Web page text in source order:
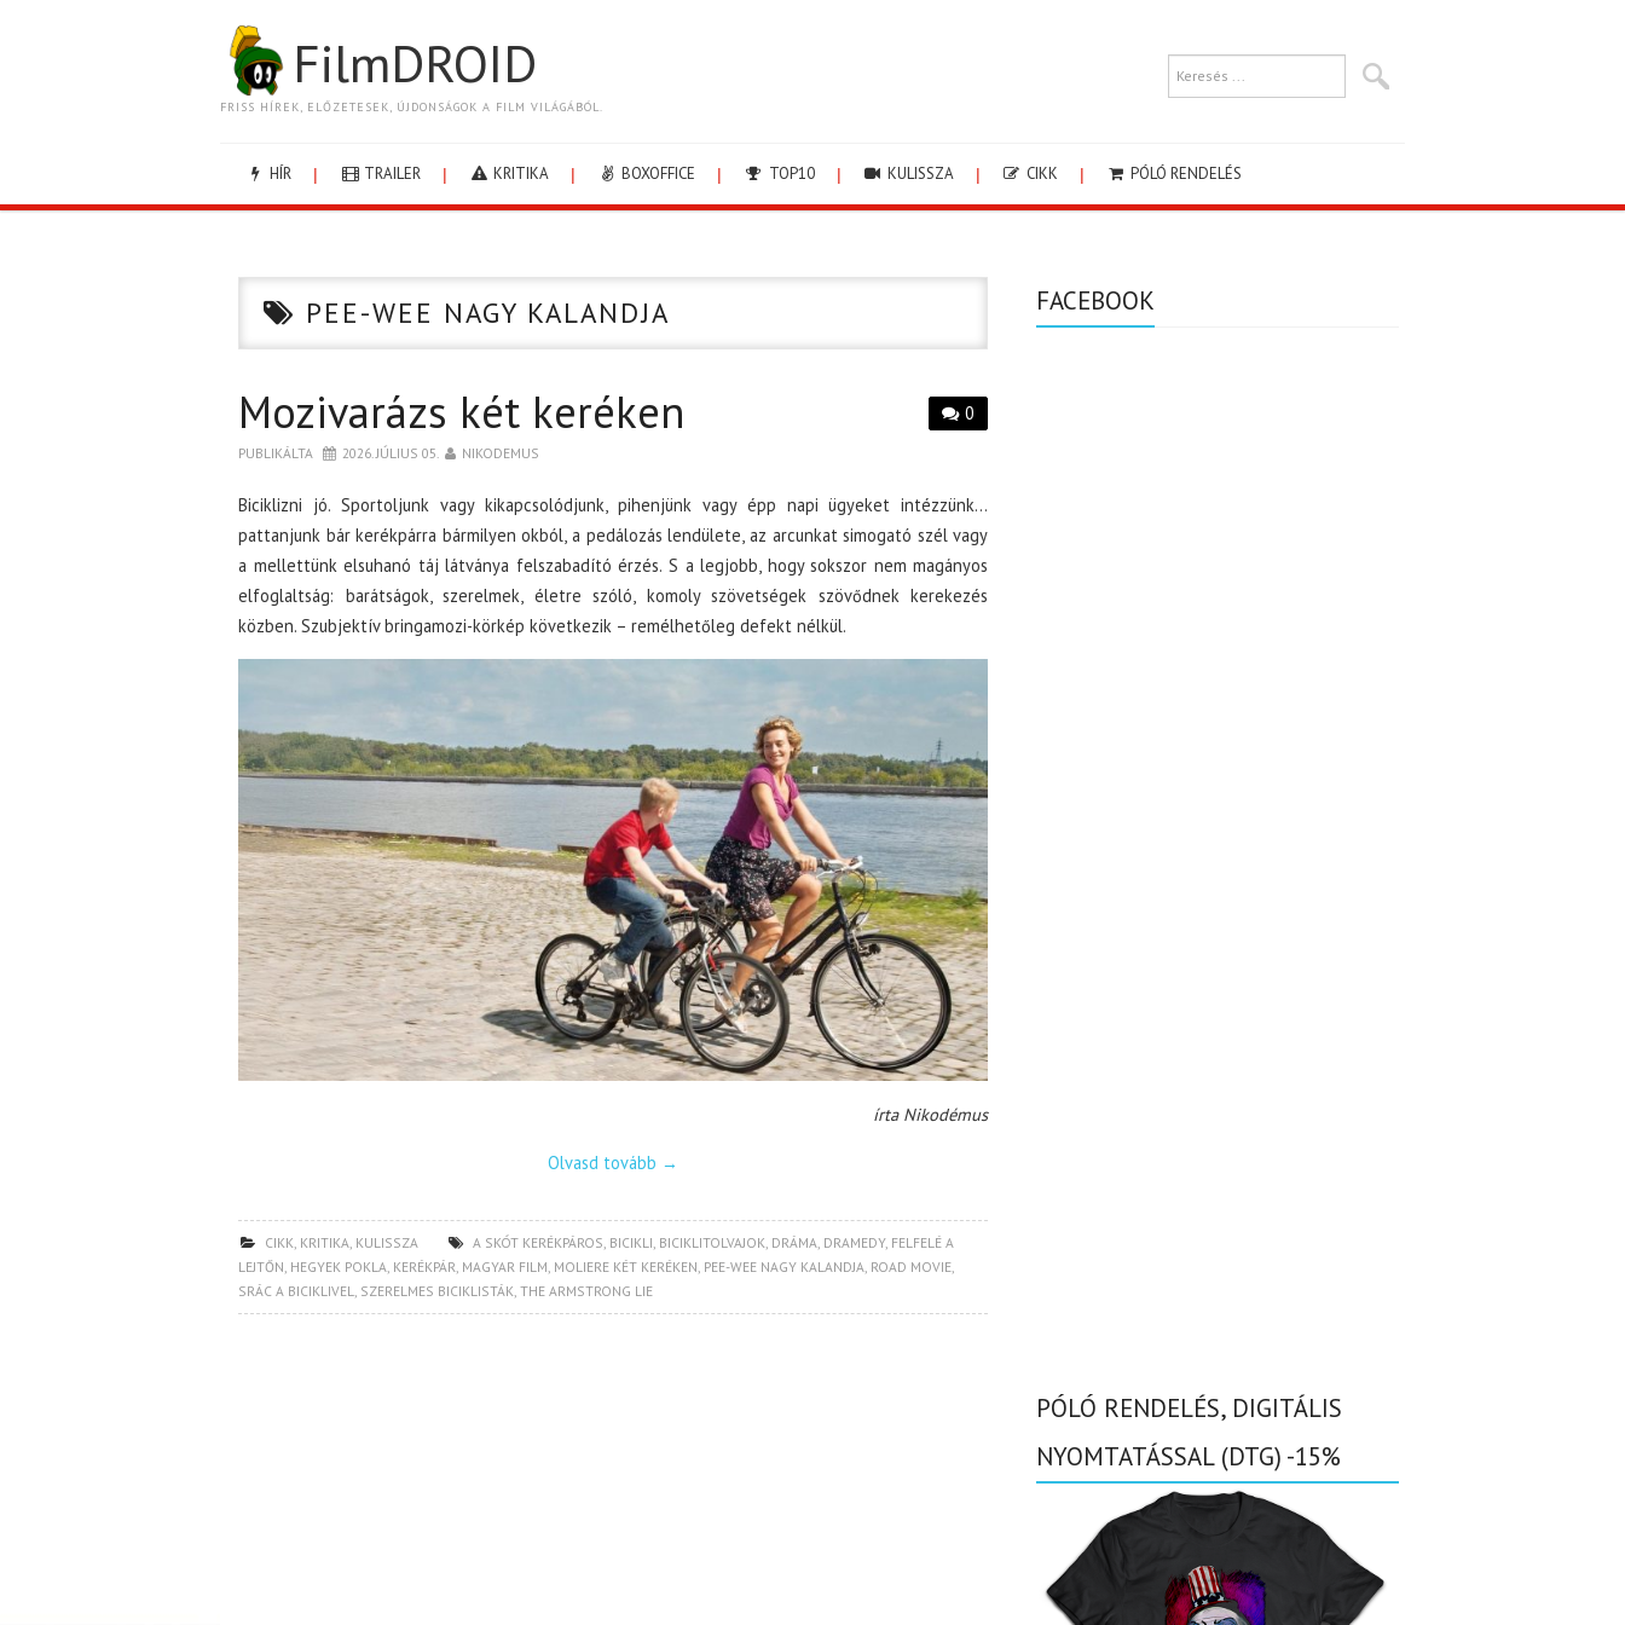
FilmDROID
FRISS HÍREK, ELŐZETESEK, ÚJDONSÁGOK A FILM VILÁGÁBÓL.
HÍR TRAILER KRITIKA BOXOFFICE TOP10 KULISSZA CIKK PÓLÓ RENDELÉS
PEE-WEE NAGY KALANDJA
0
Mozivarázs két keréken
PUBLIKÁLTA 2026. JÚLIUS 05. NIKODEMUS
Biciklizni jó. Sportoljunk vagy kikapcsolódjunk, pihenjünk vagy épp napi ügyeket intézzünk…
pattanjunk bár kerékpárra bármilyen okból, a pedálozás lendülete, az arcunkat simogató szél vagy
a mellettünk elsuhanó táj látványa felszabadító érzés. S a legjobb, hogy sokszor nem magányos
elfoglaltság: barátságok, szerelmek, életre szóló, komoly szövetségek szövődnek kerekezés
közben. Szubjektív bringamozi-körkép következik – remélhetőleg defekt nélkül.
írta Nikodémus
Olvasd tovább →
CIKK KRITIKA KULISSZA A SKÓT KERÉKPÁROS BICIKLI BICIKLITOLVAJOK DRÁMA DRAMEDY, FELFELÉ A
LEJTŐN HEGYEK POKLA KERÉKPÁR MAGYAR FILM MOLIERE KÉT KERÉKEN PEE-WEE NAGY KALANDJA ROAD MOVIE
SRÁC A BICIKLIVEL
SZERELMES BICIKLISTÁK THE ARMSTRONG LIE
FACEBOOK
PÓLÓ RENDELÉS, DIGITÁLIS
NYOMTATÁSSAL (DTG) -15%